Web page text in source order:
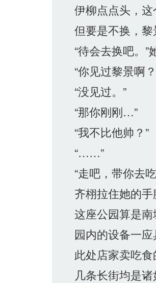
伊柳点点头，这
但要是不换，黎
“待会去换吧。”
“你见过黎景啊
“没见过。”
“那你刚刚…”
“我不比他帅？”
“……”
“走吧，带你去
齐栩拉住她的手
这座公园算是南
园内的设备一应
此处店家卖吃食
几条长街均是诸